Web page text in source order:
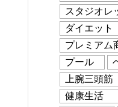
スタジオレ
ダイエット
プレミアム
プール
上腕三頭筋
健康生活